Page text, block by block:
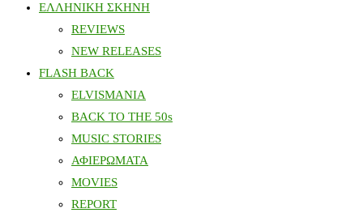
ΕΛΛΗΝΙΚΗ ΣΚΗΝΗ
REVIEWS
NEW RELEASES
FLASH BACK
ELVISMANIA
BACK TO THE 50s
MUSIC STORIES
ΑΦΙΕΡΩΜΑΤΑ
MOVIES
REPORT